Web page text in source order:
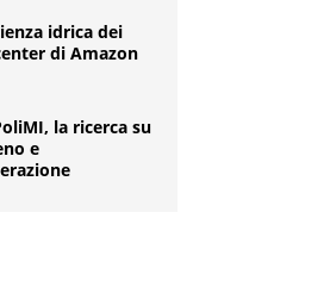
idrica dei
di Amazon
la ricerca su
e